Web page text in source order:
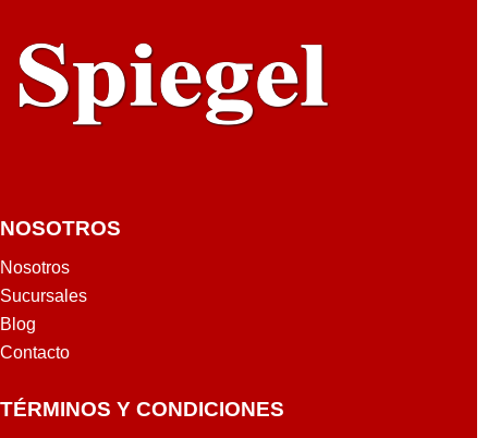
BA
SE
BL
AN
WIL
LIA
MS
GA
N
NOSOTROS
Nosotros
Sucursales
Blog
Contacto
TÉRMINOS Y CONDICIONES